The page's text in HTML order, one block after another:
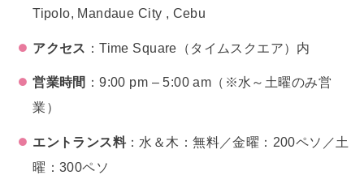
Tipolo, Mandaue City , Cebu
アクセス ：Time Square（タイムスクエア）内
営業時間 ：9:00 pm – 5:00 am（※水～土曜のみ営
業）
エントランス料：水＆木：無料／金曜：200ペソ／土
曜：300ペソ